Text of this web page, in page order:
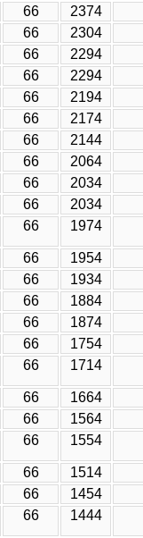
66
2374
66
2304
66
2294
66
2294
66
2194
66
2174
66
2144
66
2064
66
2034
66
2034
66 1974
66
1954
66
1934
66
1884
66
1874
66
1754
66 1714
66
1664
66
1564
66 1554
66
1514
66
1454
66 1444